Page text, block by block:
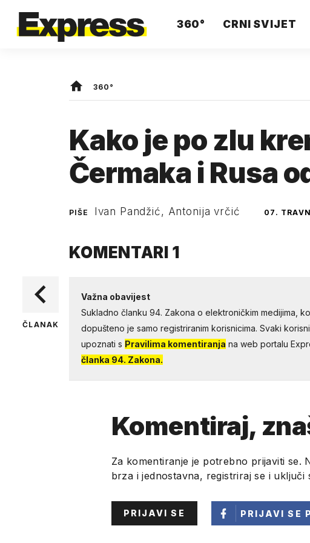
360° CRNI SVIJET
360°
Kako je po zlu
Čermaka i Rusa
PIŠE Ivan Pandžić, Antonija vrčić 07.
ČLANAK
KOMENTARI 1
Važna obavijest
Sukladno članku 94. Zakona o elektroničkim medijima,
dopušteno je samo registriranim korisnicima. Svaki
upoznati s Pravilima komentiranja na web portalu
članka 94. Zakona.
Komentiraj,
Za komentiranje je potrebno prijaviti se.
brza i jednostavna, registriraj se i uključi
PRIJAVI SE PRIJAVI SE